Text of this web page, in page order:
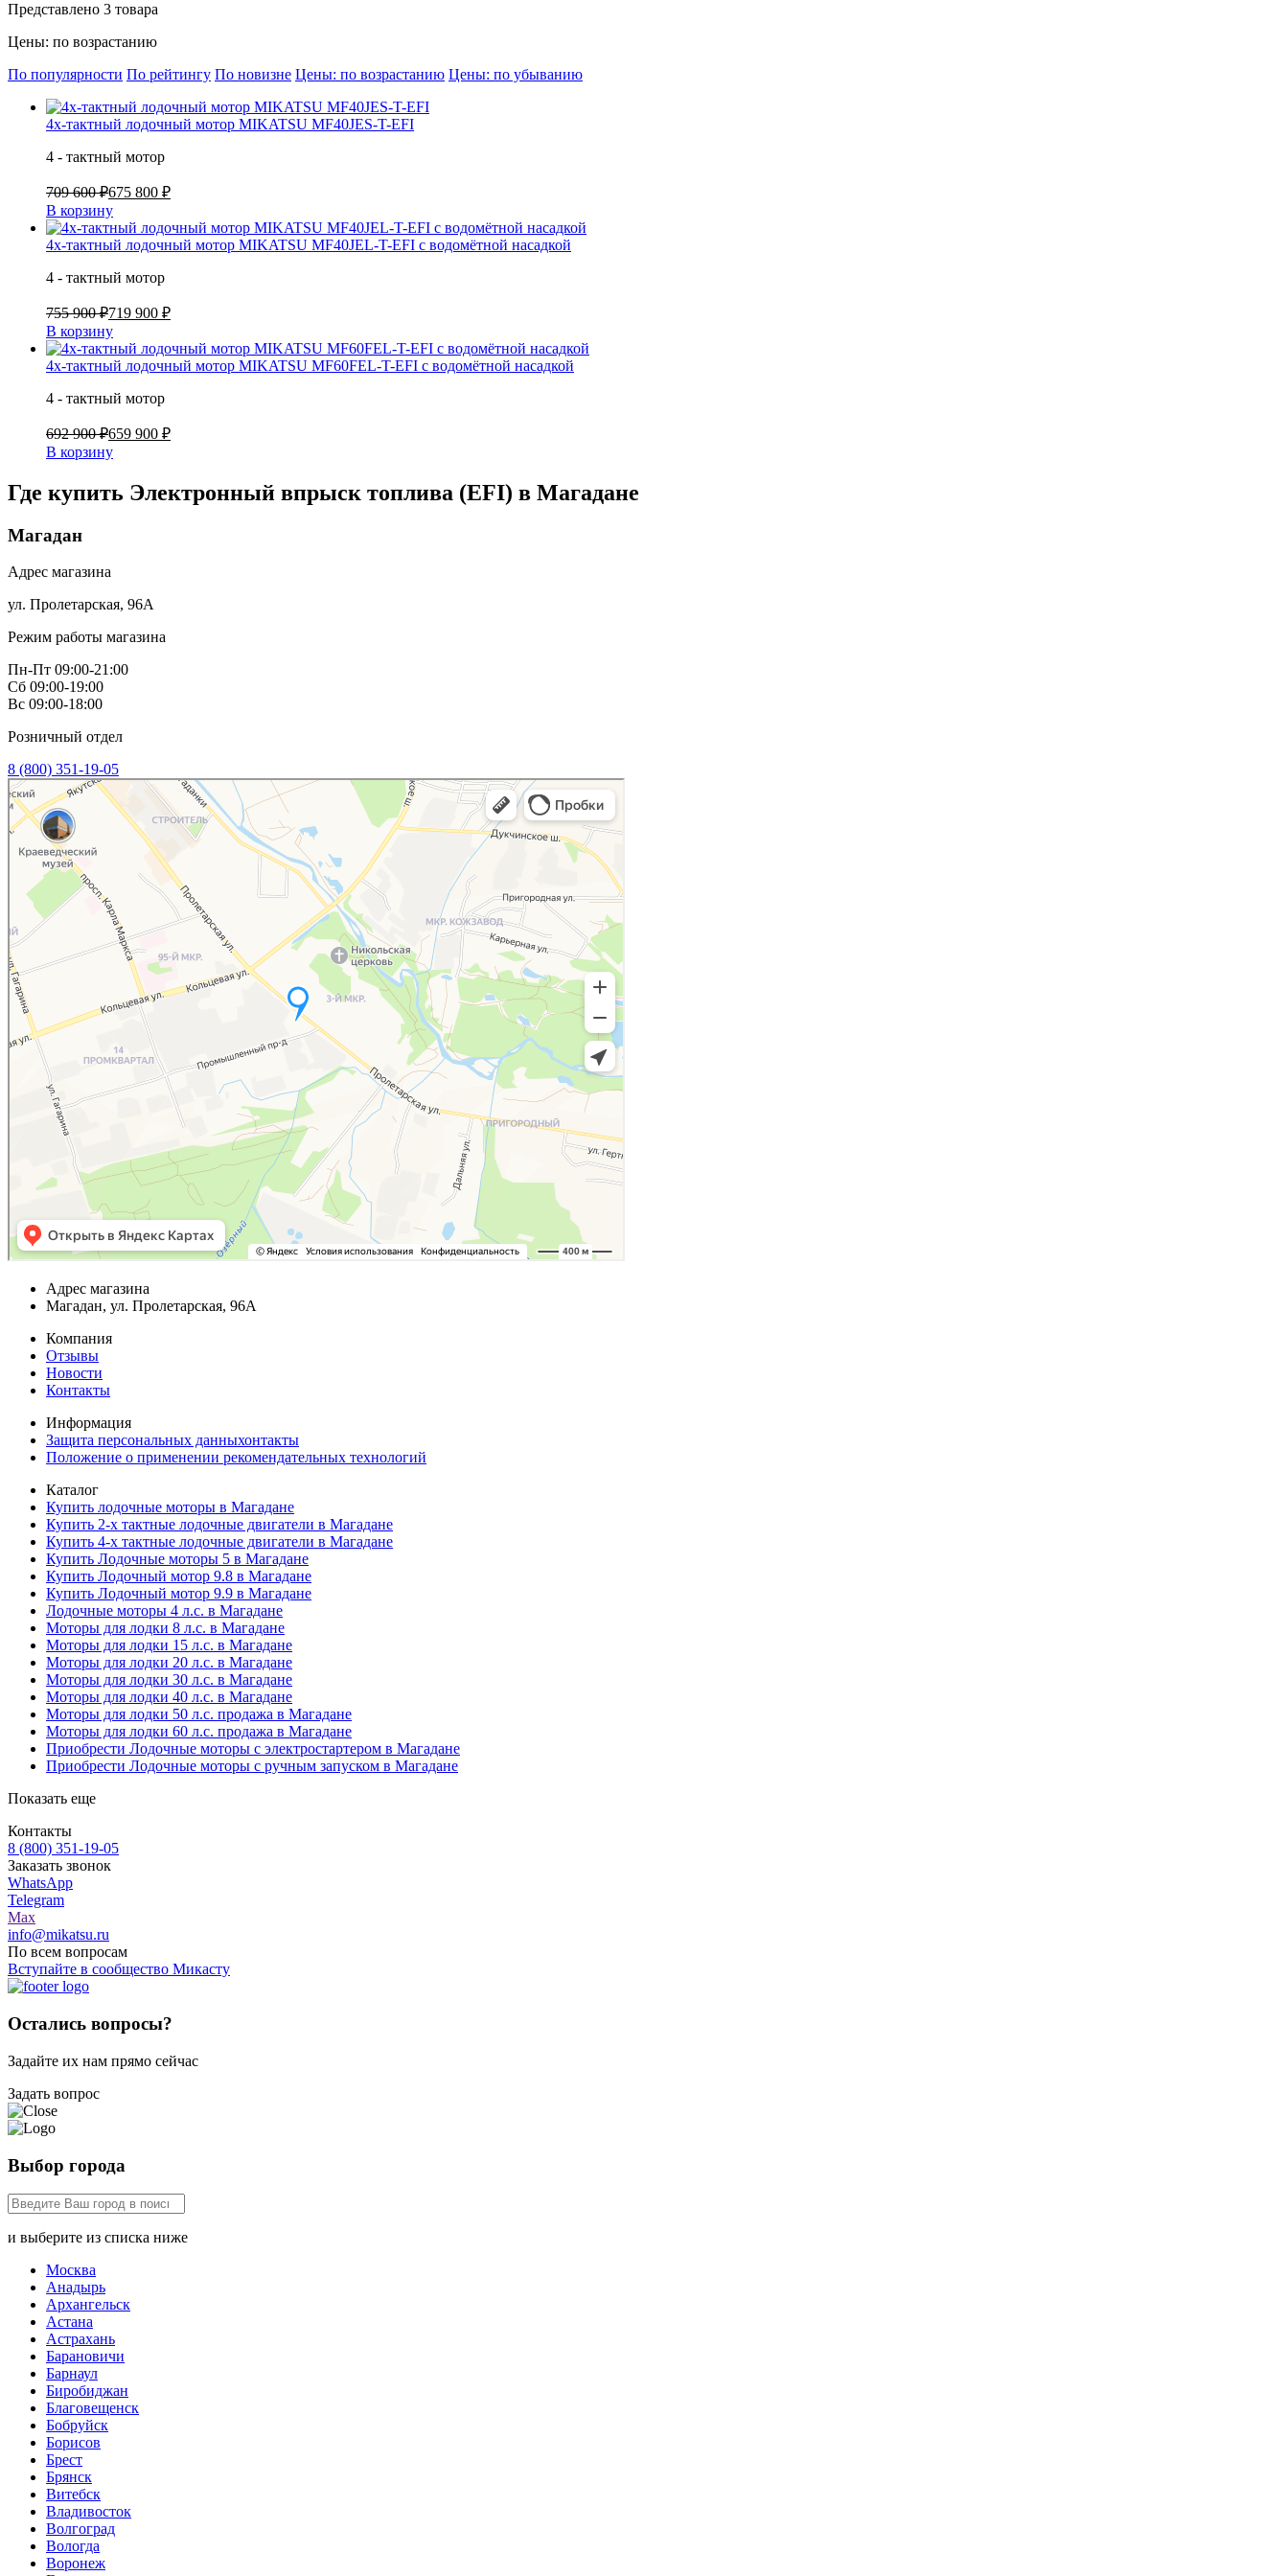
Представлено 3 товара
Цены: по возрастанию
По популярности По рейтингу По новизне Цены: по возрастанию Цены: по убыванию
4х-тактный лодочный мотор MIKATSU MF40JES-T-EFI
4 - тактный мотор
709 600 ₽675 800 ₽
В корзину
4х-тактный лодочный мотор MIKATSU MF40JEL-T-EFI с водомётной насадкой
4 - тактный мотор
755 900 ₽719 900 ₽
В корзину
4х-тактный лодочный мотор MIKATSU MF60FEL-T-EFI с водомётной насадкой
4 - тактный мотор
692 900 ₽659 900 ₽
В корзину
Где купить Электронный впрыск топлива (EFI) в Магадане
Магадан
Адрес магазина
ул. Пролетарская, 96А
Режим работы магазина
Пн-Пт 09:00-21:00
Сб 09:00-19:00
Вс 09:00-18:00
Розничный отдел
8 (800) 351-19-05
Адрес магазина
Магадан, ул. Пролетарская, 96А
Компания
Отзывы
Новости
Контакты
Информация
Защита персональных данныхонтакты
Положение о применении рекомендательных технологий
Каталог
Купить лодочные моторы в Магадане
Купить 2-х тактные лодочные двигатели в Магадане
Купить 4-х тактные лодочные двигатели в Магадане
Купить Лодочные моторы 5 в Магадане
Купить Лодочный мотор 9.8 в Магадане
Купить Лодочный мотор 9.9 в Магадане
Лодочные моторы 4 л.с. в Магадане
Моторы для лодки 8 л.с. в Магадане
Моторы для лодки 15 л.с. в Магадане
Моторы для лодки 20 л.с. в Магадане
Моторы для лодки 30 л.с. в Магадане
Моторы для лодки 40 л.с. в Магадане
Моторы для лодки 50 л.с. продажа в Магадане
Моторы для лодки 60 л.с. продажа в Магадане
Приобрести Лодочные моторы с электростартером в Магадане
Приобрести Лодочные моторы с ручным запуском в Магадане
Показать еще
Контакты
8 (800) 351-19-05
Заказать звонок
WhatsApp
Telegram
Max
info@mikatsu.ru
По всем вопросам
Вступайте в сообщество Микасту
Остались вопросы?
Задайте их нам прямо сейчас
Задать вопрос
Выбор города
и выберите из списка ниже
Москва
Анадырь
Архангельск
Астана
Астрахань
Барановичи
Барнаул
Биробиджан
Благовещенск
Бобруйск
Борисов
Брест
Брянск
Витебск
Владивосток
Волгоград
Вологда
Воронеж